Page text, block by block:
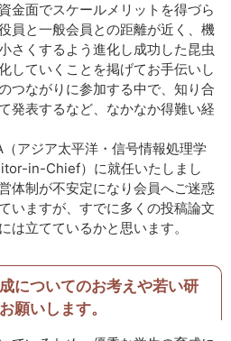
金面でスケールメリットを得づら
員と一般会員との距離が近く、機
さくするよう進化し成功した昆虫
していくことを掲げてお手伝いし
つながりに参加する中で、知り合
発表するなど、なかなか得難い経
アジア太平洋・信号情報処理学
in-Chief）に就任いたしまし
体制が不安定になり会員へご迷惑
いますが、すでに多くの投稿論文
は立てているかと思います。
についてのお考えや若い研
願いします。